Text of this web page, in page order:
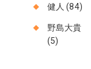
健人 (84)
野島大貴
(5)